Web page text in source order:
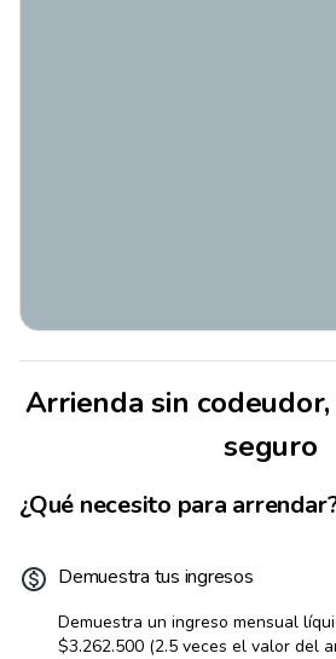
Arrienda sin
seguro
¿Qué necesito para
Demuestra tus ingresos
Demuestra un ingreso mensual
$3.262.500 (2.5 veces el valor del